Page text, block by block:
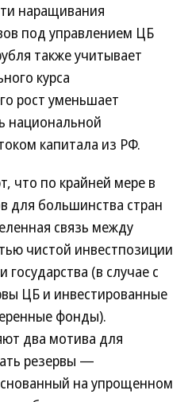
наращивания
под управлением ЦБ
также учитывает
курса
рост уменьшает
национальной
капитала из РФ.
что по крайней мере в
для большинства стран
связь между
чистой инвестпозиции
(в случае с
ЦБ и инвестированные
фонды).
два мотива для
резервы —
на упрощенном